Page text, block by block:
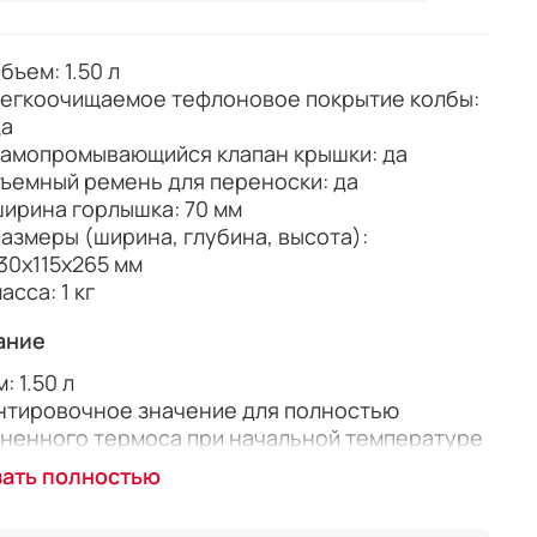
1.50 л
тефлоновое покрытие колбы:
клапан крышки: да
ремень для переноски: да
горлышка: 70 мм
(ширина, глубина, высота):
мм
1 кг
1.50 л
значение для полностью
термоса при начальной температуре
в термосе 95 °C и температуре
воздуха 20 °C.
полностью